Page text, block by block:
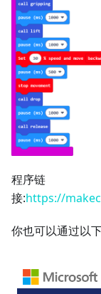
程序链
接:https://
你也可以通过以